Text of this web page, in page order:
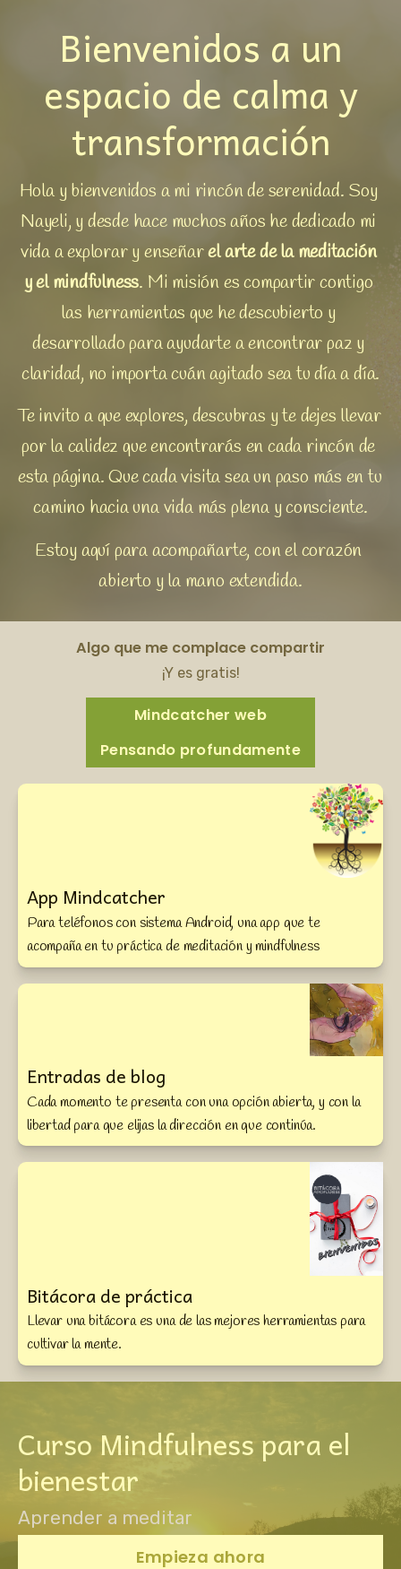
Bienvenidos a un
espacio de calma y
transformación
Hola y bienvenidos a mi rincón de serenidad. Soy
Nayeli, y desde hace muchos años he dedicado mi
vida a explorar y enseñar el arte de la meditación
y el mindfulness. Mi misión es compartir contigo
las herramientas que he descubierto y
desarrollado para ayudarte a encontrar paz y
claridad, no importa cuán agitado sea tu día a día.
Te invito a que explores, descubras y te dejes llevar
por la calidez que encontrarás en cada rincón de
esta página. Que cada visita sea un paso más en tu
camino hacia una vida más plena y consciente.
Estoy aquí para acompañarte, con el corazón
abierto y la mano extendida.
Algo que me complace compartir
¡Y es gratis!
Mindcatcher web
Pensando profundamente
App Mindcatcher
Para teléfonos con sistema Android, una app que te
acompaña en tu práctica de meditación y mindfulness
Entradas de blog
Cada momento te presenta con una opción abierta, y con la
libertad para que elijas la dirección en que continúa.
Bitácora de práctica
Llevar una bitácora es una de las mejores herramientas para
cultivar la mente.
Curso Mindfulness para el
bienestar
Aprender a meditar
Empieza ahora